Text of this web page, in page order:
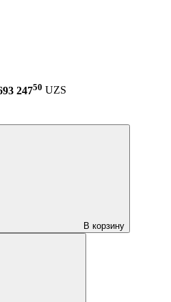
24750 UZS
В корзину